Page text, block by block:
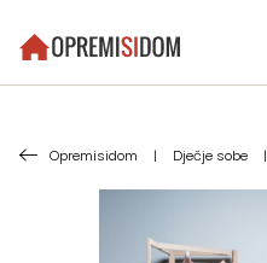
Opremisidom | Dječje sobe |